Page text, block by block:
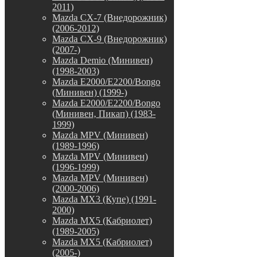
2011)
Mazda CX-7 (Внедорожник)
(2006-2012)
Mazda CX-9 (Внедорожник)
(2007-)
Mazda Demio (Минивен)
(1998-2003)
Mazda E2000/E2200/Bongo
(Минивен) (1999-)
Mazda E2000/E2200/Bongo
(Минивен, Пикап) (1983-
1999)
Mazda MPV (Минивен)
(1989-1996)
Mazda MPV (Минивен)
(1996-1999)
Mazda MPV (Минивен)
(2000-2006)
Mazda MX3 (Купе) (1991-
2000)
Mazda MX5 (Кабриолет)
(1989-2005)
Mazda MX5 (Кабриолет)
(2005-)